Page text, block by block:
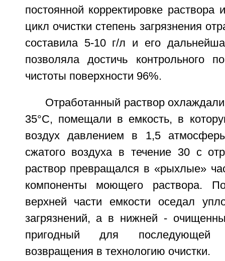
постоянной корректировке
цикл очистки степень загрязнения
составила 5-10 г/л и его
позволяла достичь контрольного
чистоты поверхности 96%.
Отработанный раствор
35°С, помещали в емкость, в
воздух давлением в 1,5
сжатого воздуха в течение 30 с
раствор превращался в «рыхлые»
компоненты моющего раствора.
верхней части емкости оседал
загрязнений, а в нижней -
пригодный для последующей
возвращения в технологию очистки.